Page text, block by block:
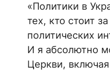
«Политики в
тех, кто стоит
политических
И я абсолютно
Церкви,